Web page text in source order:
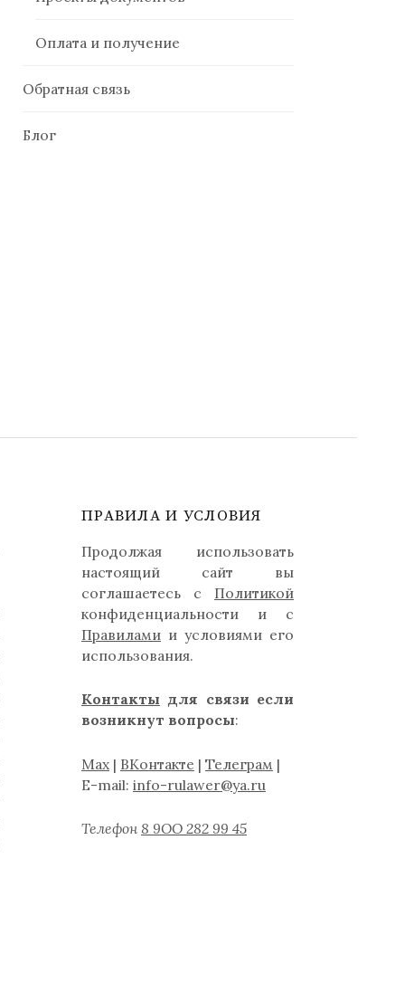
Оплата и получение
Обратная связь
Блог
ПРАВИЛА И УСЛОВИЯ
Продолжая использовать
настоящий сайт вы
соглашаетесь с Политикой
конфиденциальности и с
Правилами и условиями его
использования.
Контакты для связи если
возникнут вопросы:
Max | ВКонтакте | Телеграм |
E-mail: info-rulawer@ya.ru
Телефон 8 9ОО 282 99 45